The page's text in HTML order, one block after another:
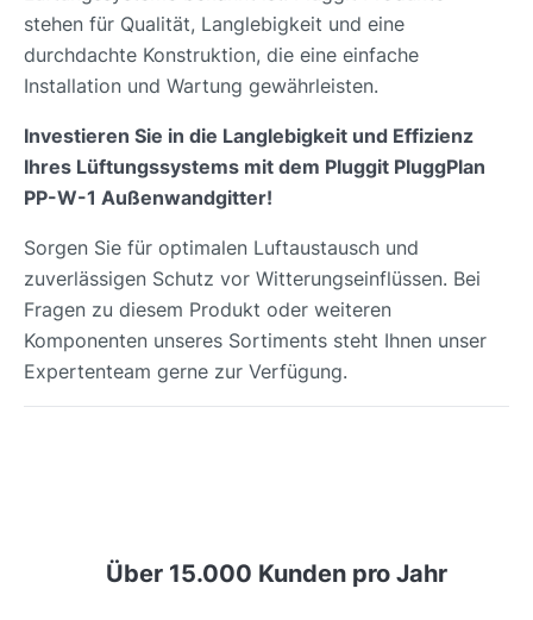
stehen für Qualität, Langlebigkeit und eine
durchdachte Konstruktion, die eine einfache
Installation und Wartung gewährleisten.
Investieren Sie in die Langlebigkeit und Effizienz
Ihres Lüftungssystems mit dem Pluggit PluggPlan
PP-W-1 Außenwandgitter!
Sorgen Sie für optimalen Luftaustausch und
zuverlässigen Schutz vor Witterungseinflüssen. Bei
Fragen zu diesem Produkt oder weiteren
Komponenten unseres Sortiments steht Ihnen unser
Expertenteam gerne zur Verfügung.
Über 15.000 Kunden pro Jahr